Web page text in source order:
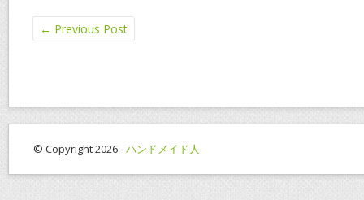
o
k
← Previous Post
© Copyright 2026 -ハンドメイド人